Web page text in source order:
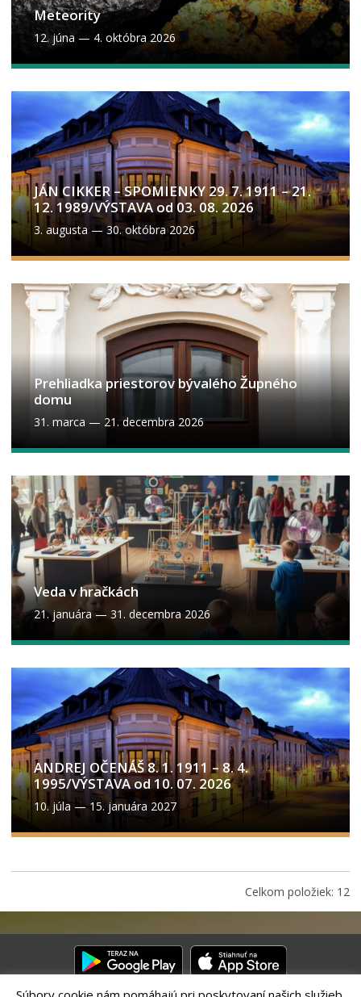
Meteority
12. júna— 4. októbra 2026
JÁN CIKKER – SPOMIENKY 29. 7. 1911 – 21.
12. 1989/VÝSTAVA od 03. 08. 2026
3. augusta—30. októbra 2026
Prehliadka priestorov bývalého Župného
domu
31. marca — 21. decembra 2026
Veda v hračkách
21. januára — 31. decembra 2026
ANDREJ OČENÁŠ 8. 1. 1911 – 8. 4.
1995/VÝSTAVA od 10. 07. 2026
10. júla —15. januára 2027
Celkom položiek: 12